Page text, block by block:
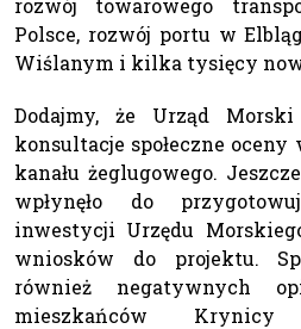
rozwój towarowego
Polsce, rozwój portu w
Wiślanym i kilka tysięcy
Dodajmy, że Urząd
konsultacje społeczne
kanału żeglugowego.
wpłynęło do
inwestycji Urzędu
wniosków do projektu.
również negatywnych
mieszkańców